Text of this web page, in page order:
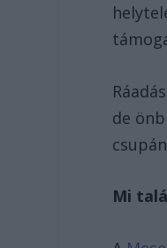
de
Mi